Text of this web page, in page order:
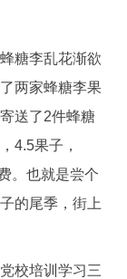
糖李乱花渐欲
两家蜂糖李果
送了2件蜂糖
4.5果子，
。也就是尝个
的尾季，街上
校培训学习三